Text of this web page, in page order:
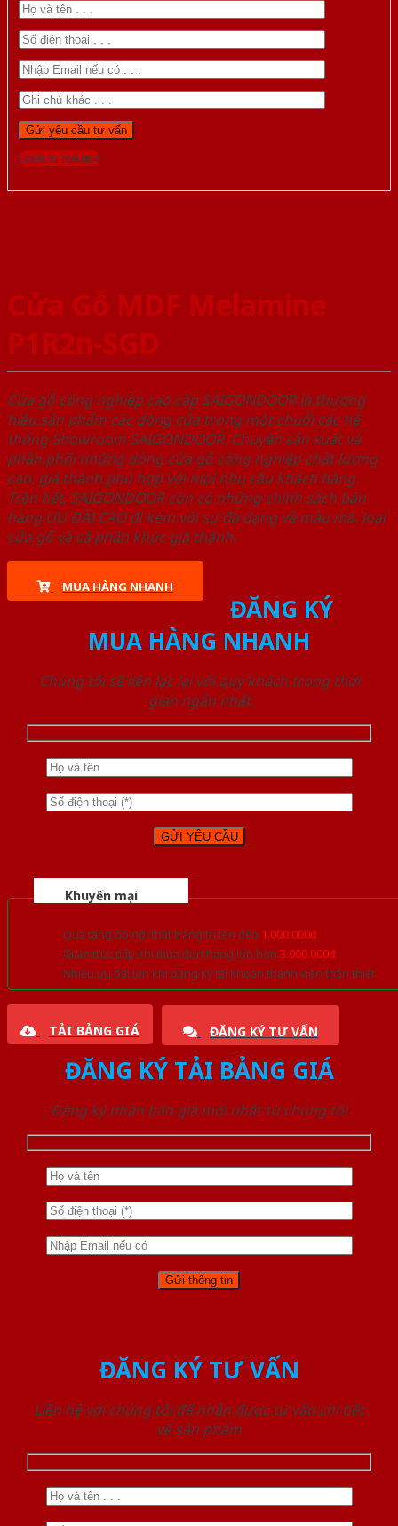
Gọi 0976.169.864
Cửa Gỗ MDF Melamine
P1R2n-SGD
Cửa gỗ công nghiệp cao cấp SAIGONDOOR là thương
hiệu sản phẩm các dòng cửa trong một chuỗi các hệ
thống Showroom SAIGONDOOR. Chuyên sản xuất và
phân phối những dòng cửa gỗ công nghiệp chất lượng
cao, giá thành phù hợp với mọi nhu cầu khách hàng.
Trên hết, SAIGONDOOR còn có những chính sách bán
hàng ƯU ĐÃI CAO đi kèm với sự đa dạng về mẫu mã, loại
cửa gỗ và cả phân khúc giá thành.
MUA HÀNG NHANH
ĐĂNG KÝ
MUA HÀNG NHANH
Chúng tôi sẽ liên lạc lại với quý khách trong thời
gian ngắn nhất
Khuyến mại
Quà tặng đồ nội thất trang trí lên đến 1.000.000đ
Giảm trực tiếp khi mua đơn hàng lớn hơn 3.000.000đ
Nhiều ưu đãi lớn khi đăng ký tài khoản thành viên thân thiết
TẢI BẢNG GIÁ ĐĂNG KÝ TƯ VẤN
ĐĂNG KÝ TẢI BẢNG GIÁ
Đăng ký nhận báo giá mới nhất từ chúng tôi
ĐĂNG KÝ TƯ VẤN
Liên hệ với chúng tôi để nhận được tư vấn chi tiết
về sản phẩm